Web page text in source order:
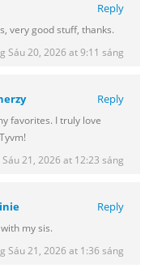
Reply
very good stuff, thanks.
Sáu 20, 2026 at 9:11 sáng
Reply
favorites. I truly love
21, 2026 at 12:23 sáng
Reply
my sis.
Sáu 21, 2026 at 1:36 sáng